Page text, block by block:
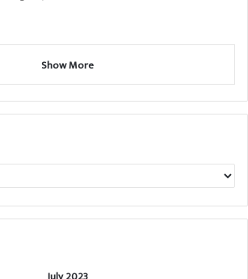
Show More